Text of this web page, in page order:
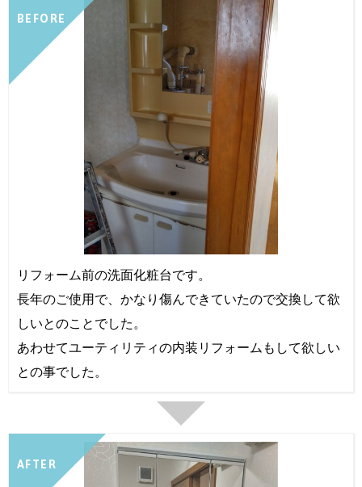
BEFORE
リフォーム前の洗面化粧台です。
長年のご使用で、かなり傷んできていたので交換して欲
しいとのことでした。
あわせてユーティリティの内装リフォームもして欲しい
との事でした。
AFTER